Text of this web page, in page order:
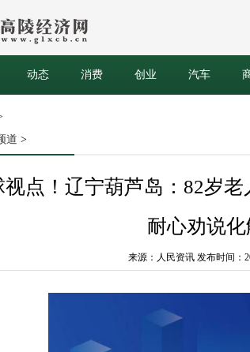
动态 消费 创业 汽车
道 >
视点！辽宁葫芦岛：82岁
耐心劝说
来源：人民资讯 发布时间：